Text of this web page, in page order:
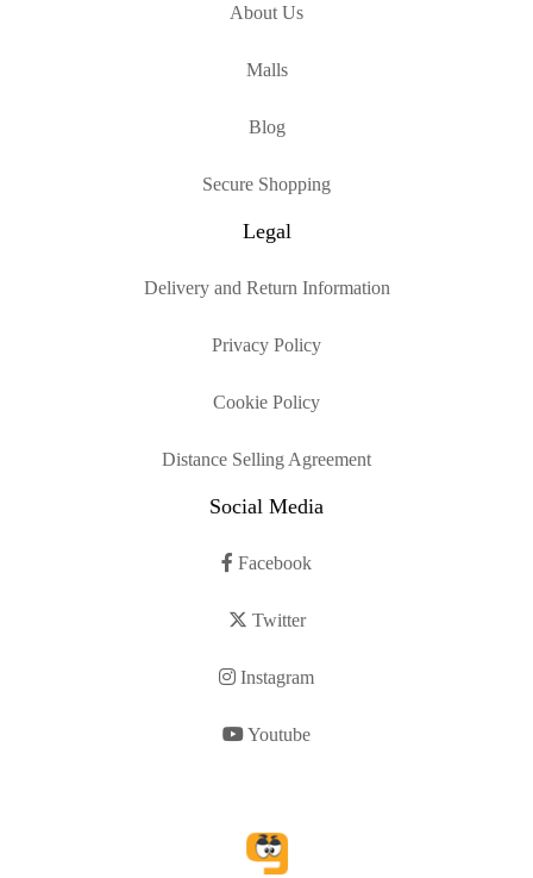
About Us
Malls
Blog
Secure Shopping
Legal
Delivery and Return Information
Privacy Policy
Cookie Policy
Distance Selling Agreement
Social Media
Facebook
Twitter
Instagram
Youtube